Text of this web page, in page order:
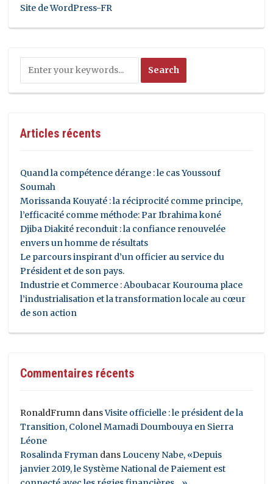
Site de WordPress-FR
Articles récents
Quand la compétence dérange : le cas Youssouf
Soumah
Morissanda Kouyaté : la réciprocité comme principe,
l’efficacité comme méthode: Par Ibrahima koné
Djiba Diakité reconduit : la confiance renouvelée
envers un homme de résultats
Le parcours inspirant d’un officier au service du
Président et de son pays.
Industrie et Commerce : Aboubacar Kourouma place
l’industrialisation et la transformation locale au cœur
de son action
Commentaires récents
RonaldFrumn dansVisite officielle : le président de la
Transition, Colonel Mamadi Doumbouya en Sierra
Léone
Rosalinda Fryman dansLouceny Nabe, «Depuis
janvier 2019, le Système National de Paiement est